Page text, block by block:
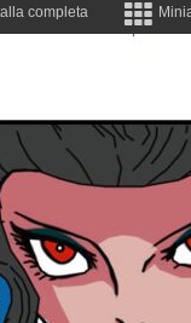
completa